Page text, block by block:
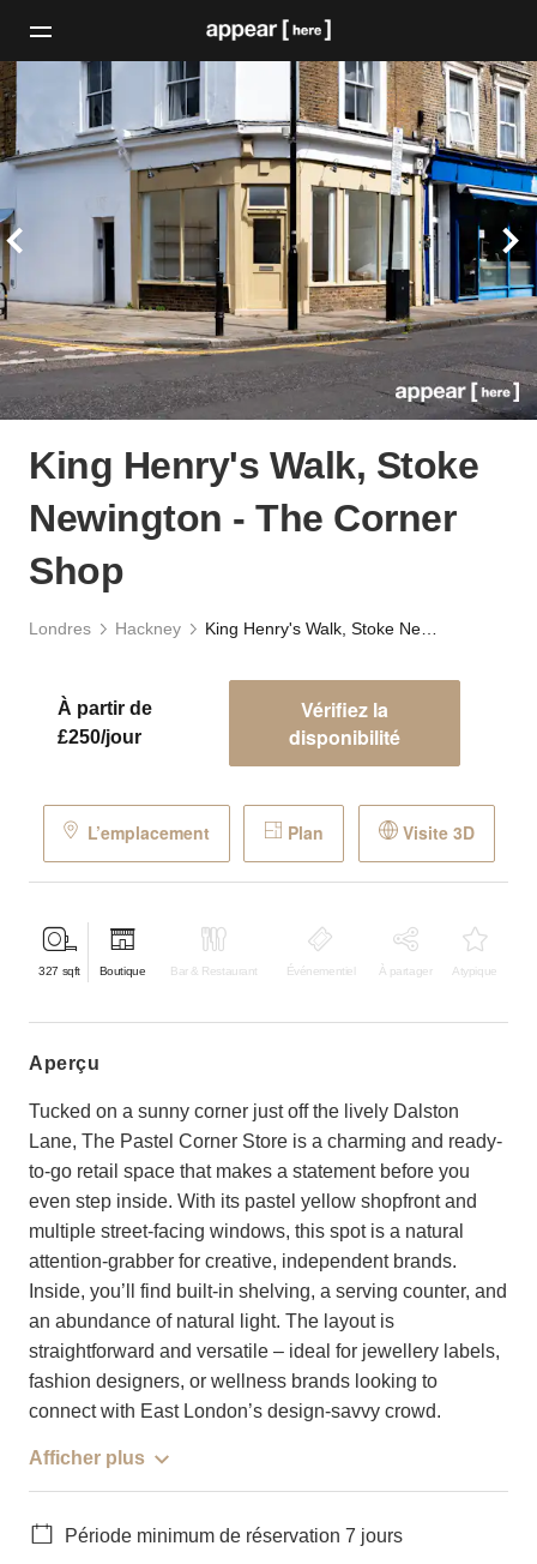
King Henry's Walk, Stoke
Newington - The Corner
Shop
Londres Hackney
À partir de
£250/jour
Vérifiez la
disponibilité
L’emplacement Plan Visite 3D
327 sqft Boutique Bar & Restaurant Événementiel À partager Atypique
aperçu
Tucked on a sunny corner just off the lively Dalston
Lane, The Pastel Corner Store is a charming and ready-
to-go retail space that makes a statement before you
even step inside. With its pastel yellow shopfront and
multiple street-facing windows, this spot is a natural
attention-grabber for creative, independent brands.
Inside, you’ll find built-in shelving, a serving counter, and
an abundance of natural light. The layout is
straightforward and versatile – ideal for jewellery labels,
fashion designers, or wellness brands looking to
connect with East London’s design-savvy crowd.
Afficher plus
Période minimum de réservation 7 jours